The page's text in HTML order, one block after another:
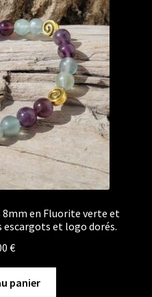
en Fluorite verte et
et logo dorés.
€
panier